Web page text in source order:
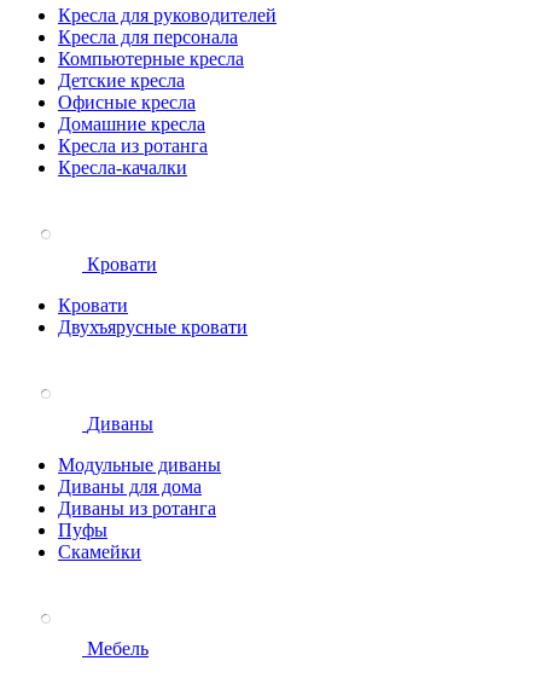
Кресла для руководителей
Кресла для персонала
Компьютерные кресла
Детские кресла
Офисные кресла
Домашние кресла
Кресла из ротанга
Кресла-качалки
Кровати
Кровати
Двухъярусные кровати
Диваны
Модульные диваны
Диваны для дома
Диваны из ротанга
Пуфы
Скамейки
Мебель